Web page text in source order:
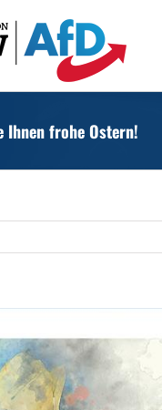
Ihnen frohe Ostern!